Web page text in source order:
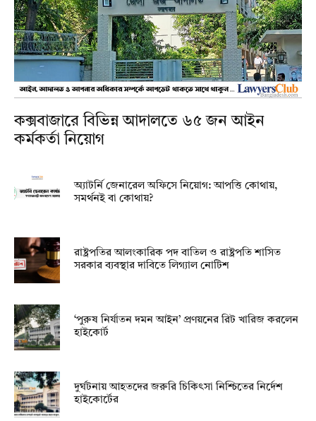
কক্সবাজারে বিভিন্ন আদালতে ৬৫ জন আইন
কর্মকর্তা নিয়োগ
অ্যাটর্নি জেনারেল অফিসে নিয়োগ: আপত্তি কোথায়,
সমর্থনই বা কোথায়?
রাষ্ট্রপতির আলংকারিক পদ বাতিল ও রাষ্ট্রপতি শাসিত
সরকার ব্যবস্থার দাবিতে লিগ্যাল নোটিশ
‘পুরুষ নির্যাতন দমন আইন’ প্রণয়নের রিট খারিজ করলেন
হাইকোর্ট
দুর্ঘটনায় আহতদের জরুরি চিকিৎসা নিশ্চিতের নির্দেশ
হাইকোর্টের